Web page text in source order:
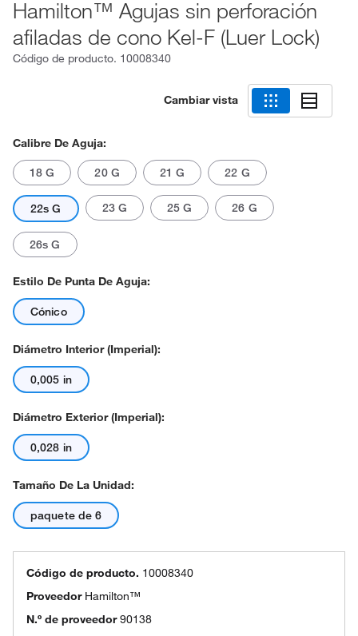
Hamilton™ Agujas sin perforación
afiladas de cono Kel-F (Luer Lock)
Código de producto. 10008340
Cambiar vista
Calibre De Aguja:
18 G 20 G 21 G 22 G
22s G 23 G 25 G 26 G
26s G
Estilo De Punta De Aguja:
Cónico
Diámetro Interior (imperial):
0,005 in
Diámetro Exterior (imperial):
0,028 in
Tamaño De La Unidad:
paquete de 6
Código de producto. 10008340
Proveedor Hamilton™
N.º de proveedor 90138